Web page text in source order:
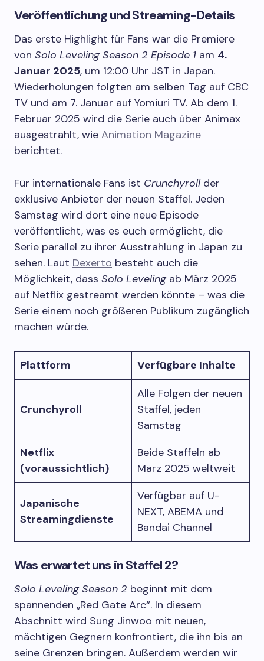
Veröffentlichung und Streaming-Details
Das erste Highlight für Fans war die Premiere
von Solo Leveling Season 2 Episode 1 am 4.
Januar 2025, um 12:00 Uhr JST in Japan.
Wiederholungen folgten am selben Tag auf CBC
TV und am 7. Januar auf Yomiuri TV. Ab dem 1.
Februar 2025 wird die Serie auch über Animax
ausgestrahlt, wie Animation Magazine
berichtet.
Für internationale Fans ist Crunchyrollder
exklusive Anbieter der neuen Staffel. Jeden
Samstag wird dort eine neue Episode
veröffentlicht, was es euch ermöglicht, die
Serie parallel zu ihrer Ausstrahlung in Japan zu
sehen. Laut Dexerto besteht auch die
Möglichkeit, dass Solo Levelingab März 2025
auf Netflix gestreamt werden könnte – was die
Serie einem noch größeren Publikum zugänglich
machen würde.
Plattform Verfügbare Inhalte
Crunchyroll
Alle Folgen der neuen
Staffel, jeden
Samstag
Netflix
(voraussichtlich)
Beide Staffeln ab
März 2025 weltweit
Japanische
Streamingdienste
Verfügbar auf U-
NEXT, ABEMA und
Bandai Channel
Was erwartet uns in Staffel 2?
Solo Leveling Season 2 beginnt mit dem
spannenden „Red Gate Arc“. In diesem
Abschnitt wird Sung Jinwoo mit neuen,
mächtigen Gegnern konfrontiert, die ihn bis an
seine Grenzen bringen. Außerdem werden wir